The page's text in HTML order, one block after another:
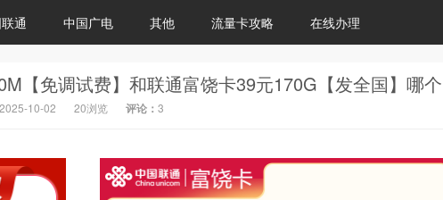
通 中国广电 其他 流量卡攻略 在线办理
2025-10-02 20浏览 评论： 3